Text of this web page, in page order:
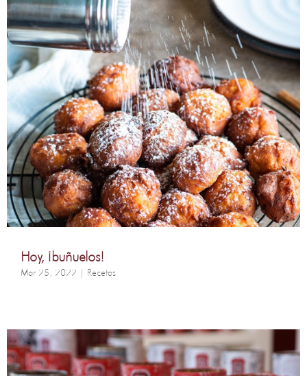
Hoy, ¡buñuelos!
Mar 25, 2022 | Recetas